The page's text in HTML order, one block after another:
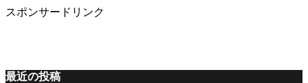
イ
スポンサードリンク
最近の投稿